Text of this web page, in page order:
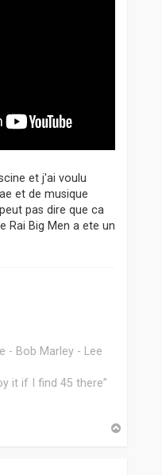
et j'ai voulu
et de musique
pas dire que ca
Rai Big Men a ete un
- Bob Marley - Lee
it if I find 45 there”